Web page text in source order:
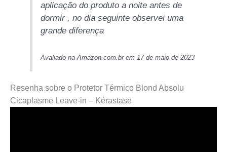
aplicação do produto a noite antes de
dormir , no dia seguinte observei uma
grande diferença
Avaliado na Amazon.com.br em 17 de maio de 2023
Resenha sobre o Protetor Térmico Blond Absolu
Cicaplasme Leave-in – Kérastase